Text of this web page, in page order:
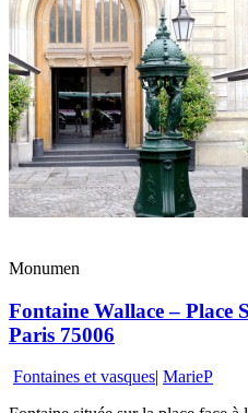
Monumen
Fontaine Wallace – Place
Paris 75006
Fontaines et vasques| MarieP